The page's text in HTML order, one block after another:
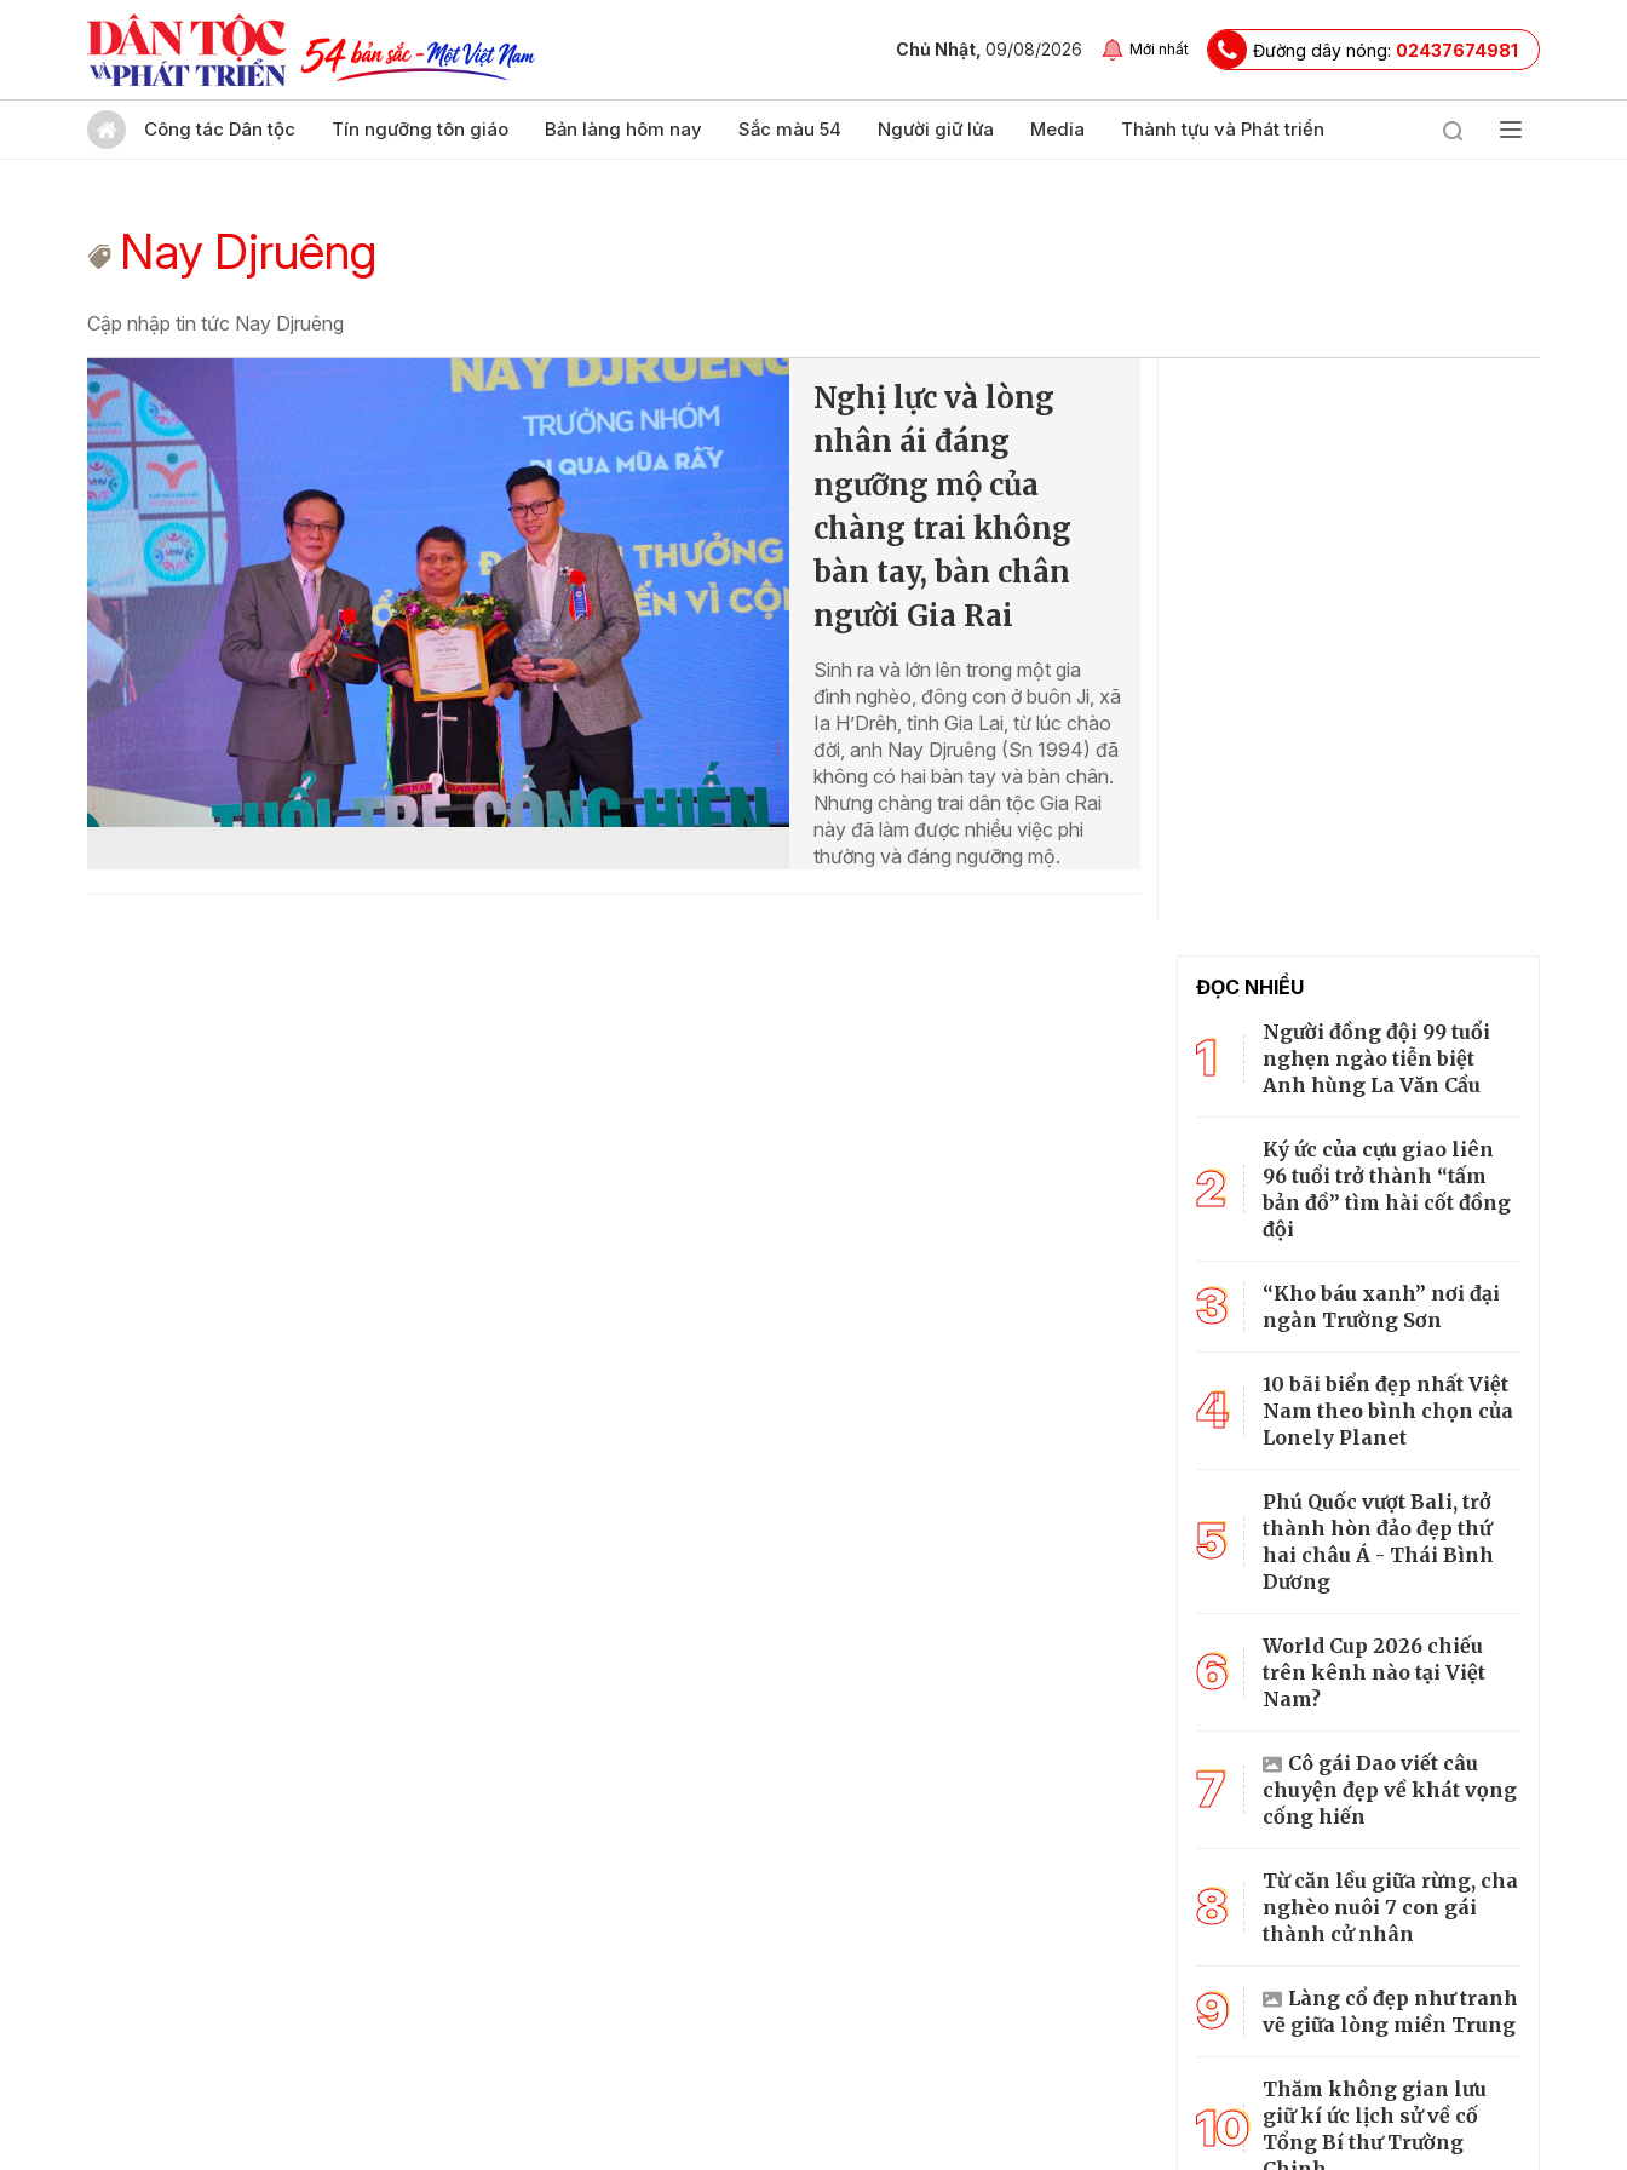
Chủ Nhật, 09/08/2026 Mới nhất Đường dây nóng: 02437674981
Công tác Dân tộc Tín ngưỡng tôn giáo Bản làng hôm nay Sắc màu 54 Người giữ lửa Media Thành tựu và Phát triển
Nay Djruêng
Cập nhập tin tức Nay Djruêng
Nghị lực và lòng
nhân ái đáng
ngưỡng mộ của
chàng trai không
bàn tay, bàn chân
người Gia Rai
Sinh ra và lớn lên trong một gia
đình nghèo, đông con ở buôn Ji, xã
Ia H’Drêh, tỉnh Gia Lai, từ lúc chào
đời, anh Nay Djruêng (Sn 1994) đã
không có hai bàn tay và bàn chân.
Nhưng chàng trai dân tộc Gia Rai
này đã làm được nhiều việc phi
thường và đáng ngưỡng mộ.
ĐỌC NHIỀU
1
Người đồng đội 99 tuổi
nghẹn ngào tiễn biệt
Anh hùng La Văn Cầu
2
Ký ức của cựu giao liên
96 tuổi trở thành “tấm
bản đồ” tìm hài cốt đồng
đội
3
“Kho báu xanh” nơi đại
ngàn Trường Sơn
4
10 bãi biển đẹp nhất Việt
Nam theo bình chọn của
Lonely Planet
5
Phú Quốc vượt Bali, trở
thành hòn đảo đẹp thứ
hai châu Á - Thái Bình
Dương
6
World Cup 2026 chiếu
trên kênh nào tại Việt
Nam?
7
Cô gái Dao viết câu
chuyện đẹp về khát vọng
cống hiến
8
Từ căn lều giữa rừng, cha
nghèo nuôi 7 con gái
thành cử nhân
9
Làng cổ đẹp như tranh
vẽ giữa lòng miền Trung
10
Thăm không gian lưu
giữ kí ức lịch sử về cố
Tổng Bí thư Trường